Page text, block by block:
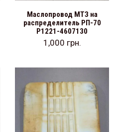
Маслопровод МТЗ на
распределитель РП-70
Р1221-4607130
1,000 грн.